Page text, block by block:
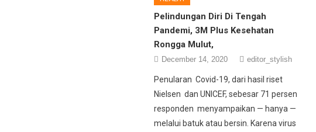
Pelindungan Diri Di Tengah
Pandemi, 3M Plus Kesehatan
Rongga Mulut,
December 14, 2020 editor_stylish
Penularan Covid-19, dari hasil riset
Nielsen dan UNICEF, sebesar 71 persen
responden menyampaikan — hanya —
melalui batuk atau bersin. Karena virus